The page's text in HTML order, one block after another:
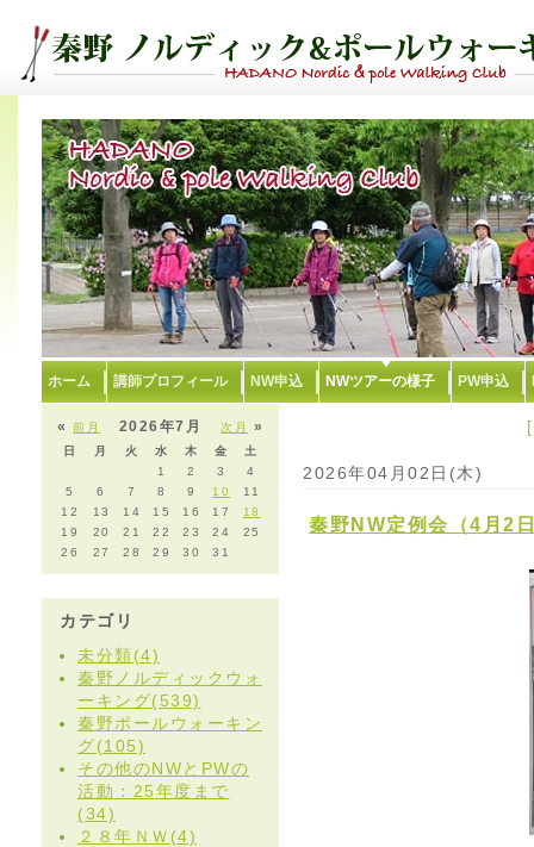
ホーム 講師プロフィール NW申込 NWツアーの様子 PW申込
«前月 次月 »
2026年7月
日 月 火 水 木 金
土
1
2 3
4
5
6 7 8 9 10
11
12
13 14 15 16 17
18
19
20 21 22 23 24
25
26
27 28 29 30 31
カテゴリ
未分類(4)
秦野ノルディックウォ
ーキング(539)
秦野ポールウォーキン
グ(105)
その他のNWとPWの
活動：25年度まで
(34)
２８年ＮＷ(4)
2026年04月02日(木)
秦野NW定例会（4月2